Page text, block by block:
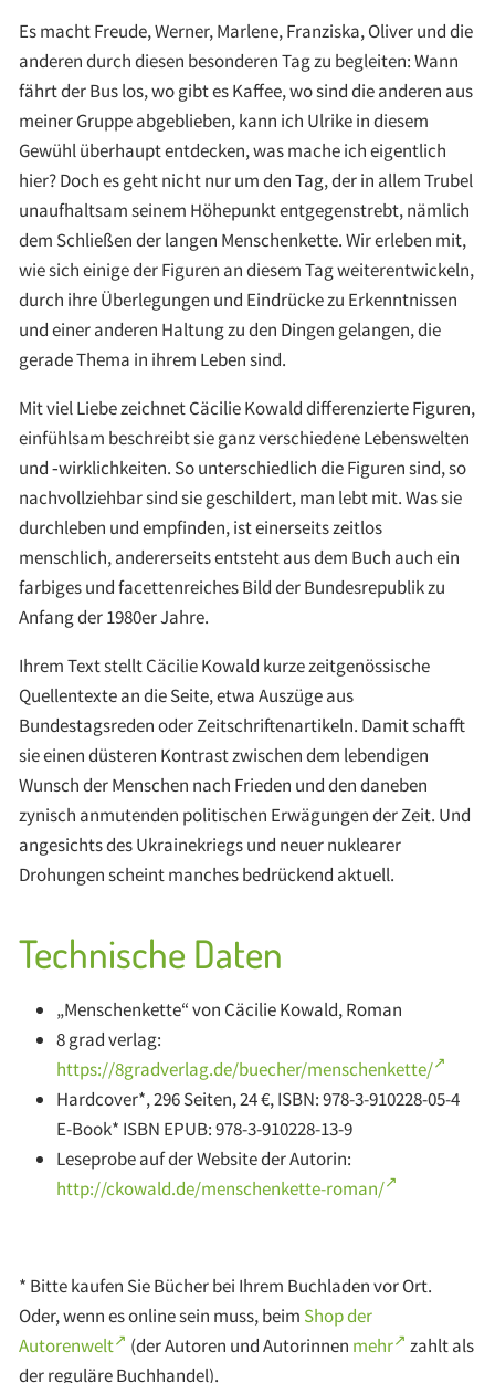
Es macht Freude, Werner, Marlene, Franziska, Oliver und die
anderen durch diesen besonderen Tag zu begleiten: Wann
fährt der Bus los, wo gibt es Kaffee, wo sind die anderen aus
meiner Gruppe abgeblieben, kann ich Ulrike in diesem
Gewühl überhaupt entdecken, was mache ich eigentlich
hier? Doch es geht nicht nur um den Tag, der in allem Trubel
unaufhaltsam seinem Höhepunkt entgegenstrebt, nämlich
dem Schließen der langen Menschenkette. Wir erleben mit,
wie sich einige der Figuren an diesem Tag weiterentwickeln,
durch ihre Überlegungen und Eindrücke zu Erkenntnissen
und einer anderen Haltung zu den Dingen gelangen, die
gerade Thema in ihrem Leben sind.
Mit viel Liebe zeichnet Cäcilie Kowald differenzierte Figuren,
einfühlsam beschreibt sie ganz verschiedene Lebenswelten
und ‑wirklichkeiten. So unterschiedlich die Figuren sind, so
nachvollziehbar sind sie geschildert, man lebt mit. Was sie
durchleben und empfinden, ist einerseits zeitlos
menschlich, andererseits entsteht aus dem Buch auch ein
farbiges und facettenreiches Bild der Bundesrepublik zu
Anfang der 1980er Jahre.
Ihrem Text stellt Cäcilie Kowald kurze zeitgenössische
Quellentexte an die Seite, etwa Auszüge aus
Bundestagsreden oder Zeitschriftenartikeln. Damit schafft
sie einen düsteren Kontrast zwischen dem lebendigen
Wunsch der Menschen nach Frieden und den daneben
zynisch anmutenden politischen Erwägungen der Zeit. Und
angesichts des Ukrainekriegs und neuer nuklearer
Drohungen scheint manches bedrückend aktuell.
Technische Daten
„Menschenkette“ von Cäcilie Kowald, Roman
8 grad verlag:
https://8gradverlag.de/buecher/menschenkette/
Hardcover*, 296 Seiten, 24 €, ISBN: 978-3-910228-05-4
E-Book* ISBN EPUB: 978-3-910228-13-9
Leseprobe auf der Website der Autorin:
http://ckowald.de/menschenkette-roman/
* Bitte kaufen Sie Bücher bei Ihrem Buchladen vor Ort.
Oder, wenn es online sein muss, beim Shop der
Autorenwelt
(der Autoren und Autorinnen mehr
zahlt als
der reguläre Buchhandel).